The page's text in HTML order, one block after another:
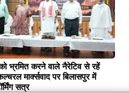
भ्रमित करने वाले नैरेटिव से रहें
मार्क्सवाद पर बिलासपुर में
सत्र